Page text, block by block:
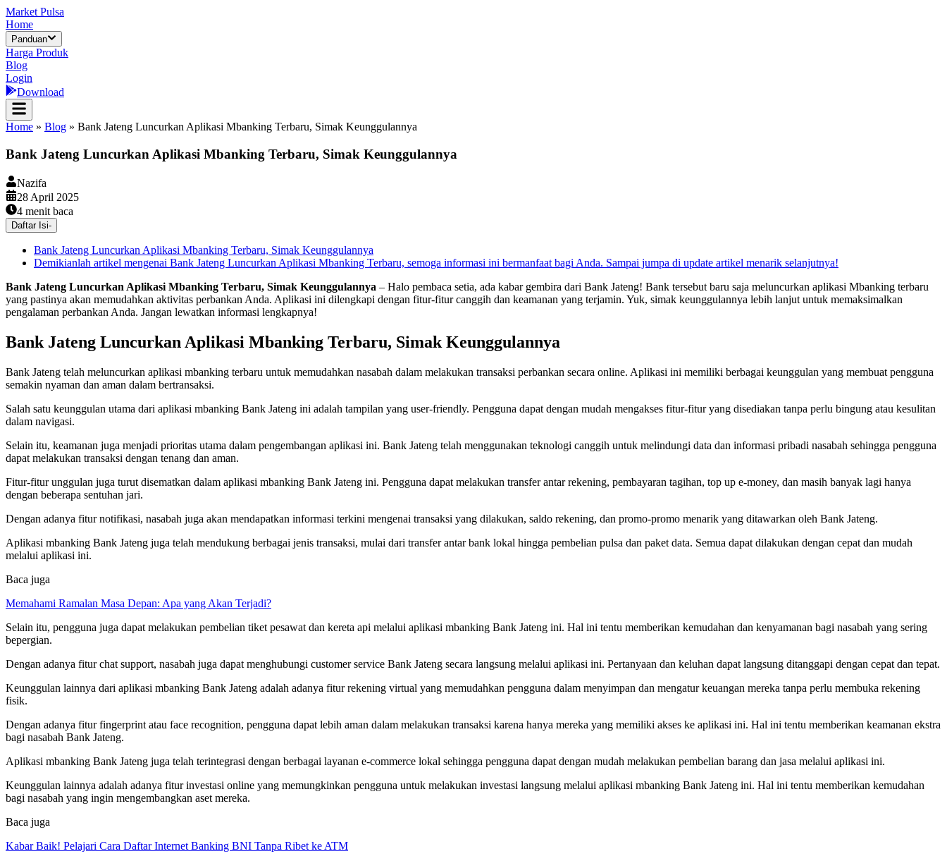
Market Pulsa
Home
Panduan
Harga Produk
Blog
Login
Download
Home » Blog » Bank Jateng Luncurkan Aplikasi Mbanking Terbaru, Simak Keunggulannya
Bank Jateng Luncurkan Aplikasi Mbanking Terbaru, Simak Keunggulannya
Nazifa
28 April 2025
4 menit baca
Daftar Isi-
Bank Jateng Luncurkan Aplikasi Mbanking Terbaru, Simak Keunggulannya
Demikianlah artikel mengenai Bank Jateng Luncurkan Aplikasi Mbanking Terbaru, semoga informasi ini bermanfaat bagi Anda. Sampai jumpa di update artikel menarik selanjutnya!
Bank Jateng Luncurkan Aplikasi Mbanking Terbaru, Simak Keunggulannya – Halo pembaca setia, ada kabar gembira dari Bank Jateng! Bank tersebut baru saja meluncurkan aplikasi Mbanking terbaru
yang pastinya akan memudahkan aktivitas perbankan Anda. Aplikasi ini dilengkapi dengan fitur-fitur canggih dan keamanan yang terjamin. Yuk, simak keunggulannya lebih lanjut untuk memaksimalkan
pengalaman perbankan Anda. Jangan lewatkan informasi lengkapnya!
Bank Jateng Luncurkan Aplikasi Mbanking Terbaru, Simak Keunggulannya
Bank Jateng telah meluncurkan aplikasi mbanking terbaru untuk memudahkan nasabah dalam melakukan transaksi perbankan secara online. Aplikasi ini memiliki berbagai keunggulan yang membuat pengguna
semakin nyaman dan aman dalam bertransaksi.
Salah satu keunggulan utama dari aplikasi mbanking Bank Jateng ini adalah tampilan yang user-friendly. Pengguna dapat dengan mudah mengakses fitur-fitur yang disediakan tanpa perlu bingung atau kesulitan
dalam navigasi.
Selain itu, keamanan juga menjadi prioritas utama dalam pengembangan aplikasi ini. Bank Jateng telah menggunakan teknologi canggih untuk melindungi data dan informasi pribadi nasabah sehingga pengguna
dapat melakukan transaksi dengan tenang dan aman.
Fitur-fitur unggulan juga turut disematkan dalam aplikasi mbanking Bank Jateng ini. Pengguna dapat melakukan transfer antar rekening, pembayaran tagihan, top up e-money, dan masih banyak lagi hanya
dengan beberapa sentuhan jari.
Dengan adanya fitur notifikasi, nasabah juga akan mendapatkan informasi terkini mengenai transaksi yang dilakukan, saldo rekening, dan promo-promo menarik yang ditawarkan oleh Bank Jateng.
Aplikasi mbanking Bank Jateng juga telah mendukung berbagai jenis transaksi, mulai dari transfer antar bank lokal hingga pembelian pulsa dan paket data. Semua dapat dilakukan dengan cepat dan mudah
melalui aplikasi ini.
Baca juga
Memahami Ramalan Masa Depan: Apa yang Akan Terjadi?
Selain itu, pengguna juga dapat melakukan pembelian tiket pesawat dan kereta api melalui aplikasi mbanking Bank Jateng ini. Hal ini tentu memberikan kemudahan dan kenyamanan bagi nasabah yang sering
bepergian.
Dengan adanya fitur chat support, nasabah juga dapat menghubungi customer service Bank Jateng secara langsung melalui aplikasi ini. Pertanyaan dan keluhan dapat langsung ditanggapi dengan cepat dan tepat.
Keunggulan lainnya dari aplikasi mbanking Bank Jateng adalah adanya fitur rekening virtual yang memudahkan pengguna dalam menyimpan dan mengatur keuangan mereka tanpa perlu membuka rekening
fisik.
Dengan adanya fitur fingerprint atau face recognition, pengguna dapat lebih aman dalam melakukan transaksi karena hanya mereka yang memiliki akses ke aplikasi ini. Hal ini tentu memberikan keamanan ekstra
bagi nasabah Bank Jateng.
Aplikasi mbanking Bank Jateng juga telah terintegrasi dengan berbagai layanan e-commerce lokal sehingga pengguna dapat dengan mudah melakukan pembelian barang dan jasa melalui aplikasi ini.
Keunggulan lainnya adalah adanya fitur investasi online yang memungkinkan pengguna untuk melakukan investasi langsung melalui aplikasi mbanking Bank Jateng ini. Hal ini tentu memberikan kemudahan
bagi nasabah yang ingin mengembangkan aset mereka.
Baca juga
Kabar Baik! Pelajari Cara Daftar Internet Banking BNI Tanpa Ribet ke ATM